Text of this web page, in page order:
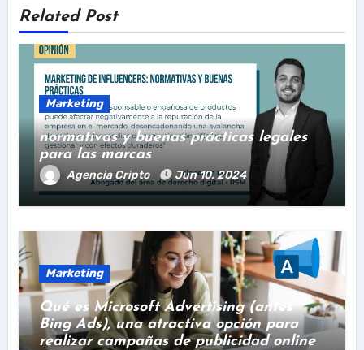
Related Post
Marketing
normativas y buenas prácticas legales
para las marcas
Agencia Cripto Jun 10, 2024
Marketing
Qué es Microsoft Advertising (antes
Bing Ads), una atractiva opción para
realizar campañas de publicidad online